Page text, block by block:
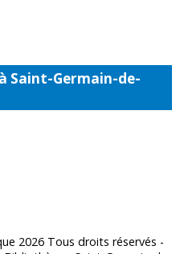
Saint-Germain-de-
2026 Tous droits réservés -